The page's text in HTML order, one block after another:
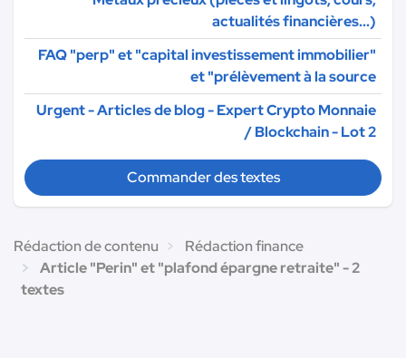
actualités financières...)
FAQ "perp" et "capital investissement immobilier"
et "prélèvement à la source
Urgent - Articles de blog - Expert Crypto Monnaie
/ Blockchain - Lot 2
Commander des textes
Rédaction de contenu
Rédaction finance
Article "Perin" et "plafond épargne retraite" - 2
textes